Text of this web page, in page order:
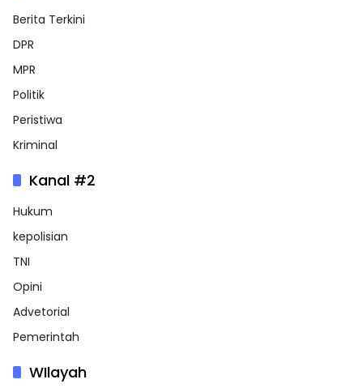
Berita Terkini
DPR
MPR
Politik
Peristiwa
Kriminal
Kanal #2
Hukum
kepolisian
TNI
Opini
Advetorial
Pemerintah
WIlayah